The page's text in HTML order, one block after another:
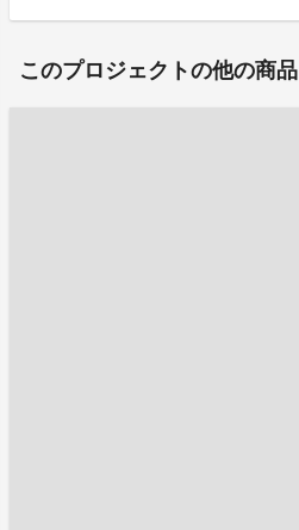
このプロジェクトの他の商品